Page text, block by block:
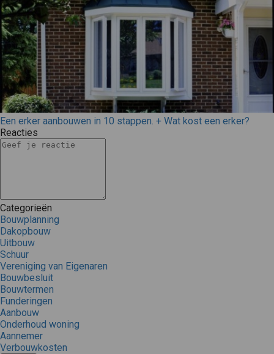
Een erker aanbouwen in 10 stappen. + Wat kost een erker?
Reacties
Categorieën
Bouwplanning
Dakopbouw
Uitbouw
Schuur
Vereniging van Eigenaren
Bouwbesluit
Bouwtermen
Funderingen
Aanbouw
Onderhoud woning
Aannemer
Verbouwkosten